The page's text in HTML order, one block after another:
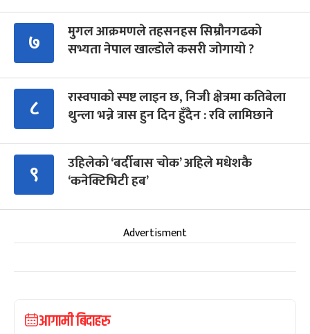
७
मुगल आक्रमणले तहसनहस सिम्रौनगढको
सभ्यता नेपाल खाल्डोले कसरी जोगायो ?
८
रास्वपाको स्पष्ट लाइन छ, निजी क्षेत्रमा कतिबेला
थुन्ला भन्ने त्रास हुन दिन हुँदैन : रवि लामिछाने
९
उहिलेको ‘बर्दीबास चोक’ अहिले मधेशकै
‘कनेक्टिभिटी हब’
Advertisment
आगामी बिदाहरु